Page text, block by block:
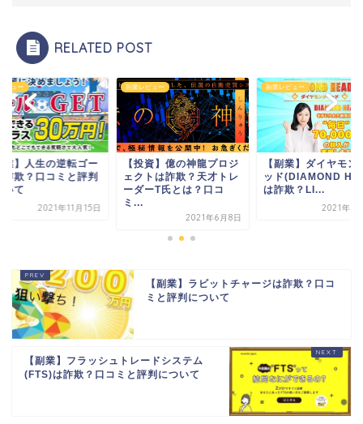
RELATED POST
ビュー
資】億の神龍プロジ
トは詐欺？天才トレ
ーT氏とは？口コ
副業レビュー
【副業】ダイヤモンドヘ
ッド(DIAMOND HEAD)
は詐欺？LI...
副業レビュー
【副業】人生の逆転
ルは詐欺？口コミと
について
2021年11
【副業】ラビットチャージは詐欺？口コ
ミと評判について
【副業】フラッシュトレードシステム
(FTS)は詐欺？口コミと評判について